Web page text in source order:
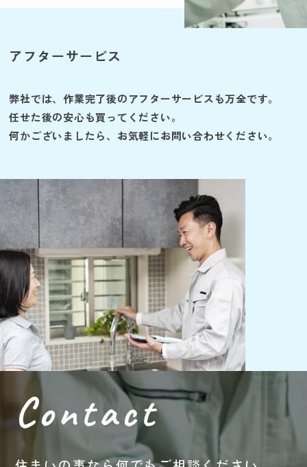
アフターサービス
弊社では、作業完了後のアフターサービスも万全です。
任せた後の安心も買ってください。
何かございましたら、お気軽にお問い合わせください。
Contact